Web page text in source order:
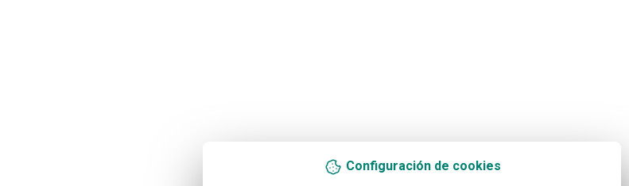
Configuración de cookies